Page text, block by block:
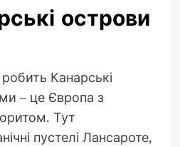
острови
Канарські
– це Європа з
Тут
пустелі Лансароте,